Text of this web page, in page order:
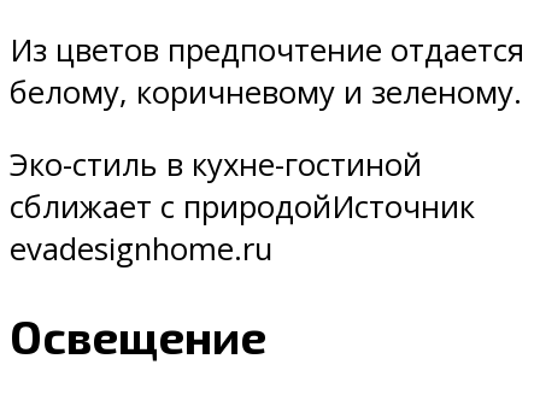
Из цветов предпочтение отдается
белому, коричневому и зеленому.
Эко-стиль в кухне-гостиной
сближает с природойИсточник
evadesignhome.ru
Освещение